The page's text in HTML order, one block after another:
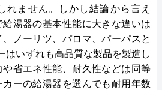
れません。しかし結論から言え
湯器の基本性能に大きな違いは
ノーリツ、パロマ、パーパスと
はいずれも高品質な製品を製造し
省エネ性能、耐久性などは同等
ーの給湯器を選んでも耐用年数